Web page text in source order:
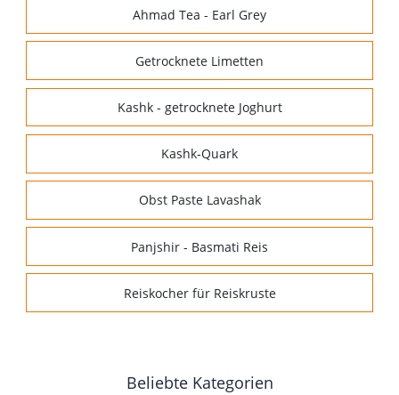
Ahmad Tea - Earl Grey
Getrocknete Limetten
Kashk - getrocknete Joghurt
Kashk-Quark
Obst Paste Lavashak
Panjshir - Basmati Reis
Reiskocher für Reiskruste
Beliebte Kategorien